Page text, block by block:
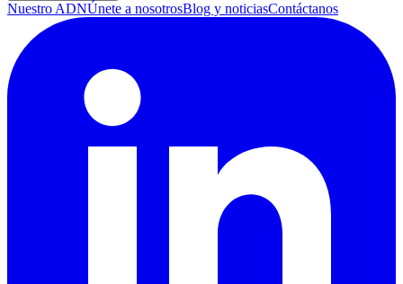
Nuestro ADNÚnete a nosotrosBlog y noticiasContáctanos